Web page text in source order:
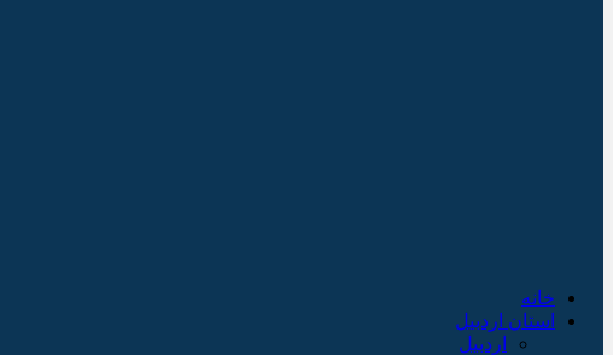
خانه
استان اردبیل
اردبیل